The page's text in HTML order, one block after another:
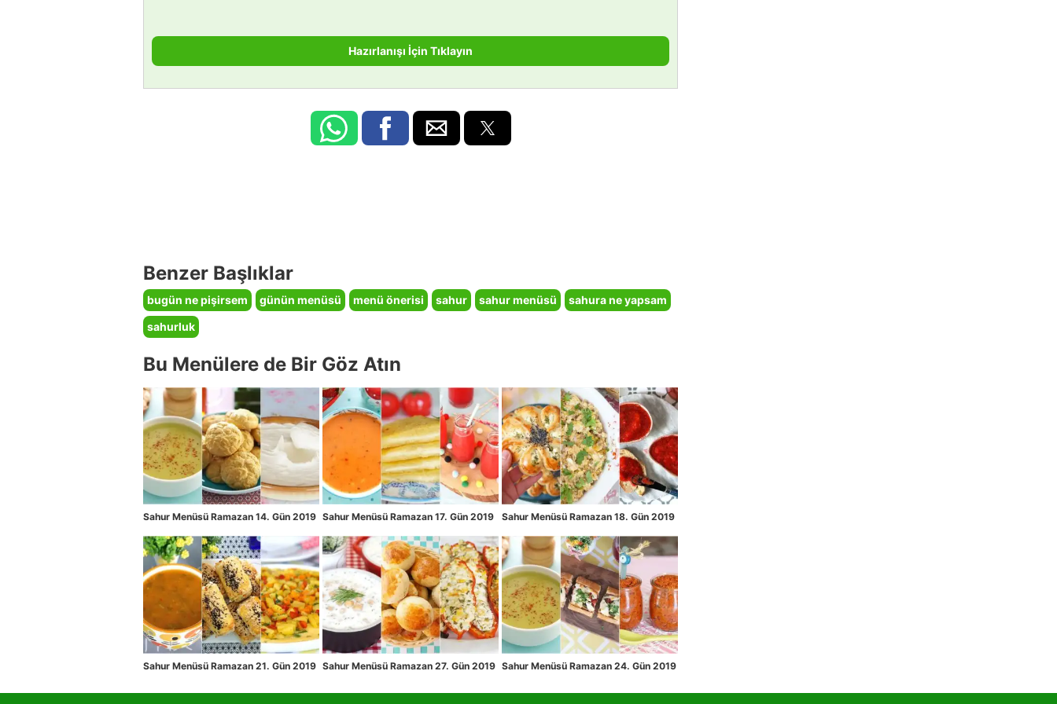
Hazırlanışı İçin Tıklayın
Benzer Başlıklar
bugün ne pişirsem günün menüsü menü önerisi sahur sahur menüsü
sahura ne yapsam
sahurluk
Bu Menülere de Bir Göz Atın
Sahur Menüsü Ramazan 14. Gün 2019 Sahur Menüsü Ramazan 17. Gün 2019 Sahur Menüsü Ramazan 18. Gün 2019
Sahur Menüsü Ramazan 21. Gün 2019 Sahur Menüsü Ramazan 27. Gün 2019 Sahur Menüsü Ramazan 24. Gün 2019